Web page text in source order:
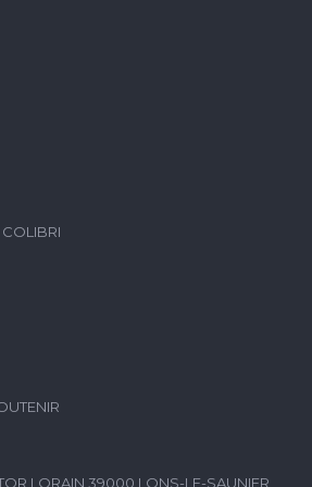
LORAIN 39000 LONS-LE-SAUNIER